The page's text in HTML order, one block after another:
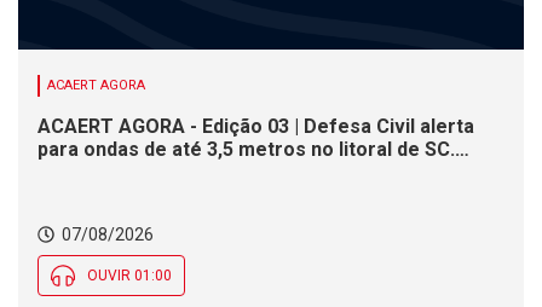
ACAERT AGORA
ACAERT AGORA - Edição 03 | Defesa Civil alerta
para ondas de até 3,5 metros no litoral de SC.
07/08/2026
OUVIR 01:00